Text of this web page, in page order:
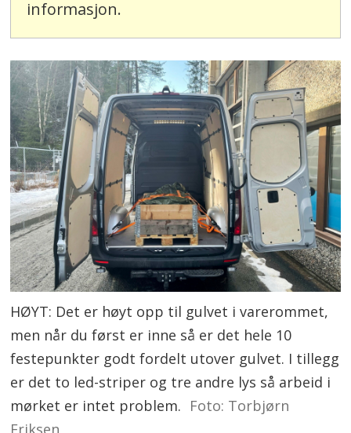
informasjon.
HØYT: Det er høyt opp til gulvet i varerommet,
men når du først er inne så er det hele 10
festepunkter godt fordelt utover gulvet. I tillegg
er det to led-striper og tre andre lys så arbeid i
mørket er intet problem. Foto: Torbjørn
Eriksen